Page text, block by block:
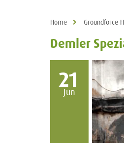
Home Groundforce
Demler
21
Jun